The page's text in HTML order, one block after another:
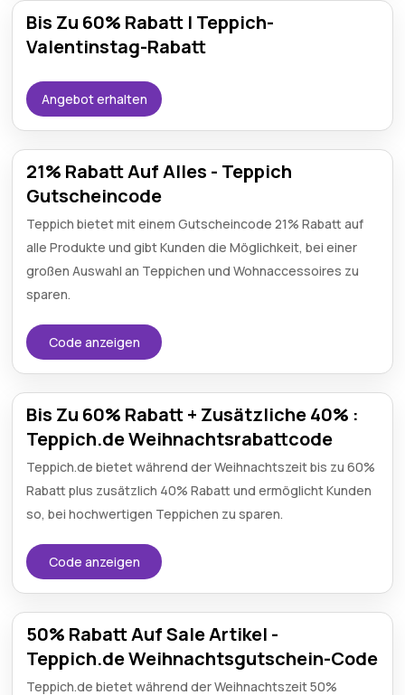
Bis Zu 60% Rabatt | Teppich-
Valentinstag-Rabatt
Angebot erhalten
21% Rabatt Auf Alles - Teppich
Gutscheincode
Teppich bietet mit einem Gutscheincode 21% Rabatt auf
alle Produkte und gibt Kunden die Möglichkeit, bei einer
großen Auswahl an Teppichen und Wohnaccessoires zu
sparen.
Code anzeigen
Bis Zu 60% Rabatt + Zusätzliche 40% :
Teppich.de Weihnachtsrabattcode
Teppich.de bietet während der Weihnachtszeit bis zu 60%
Rabatt plus zusätzlich 40% Rabatt und ermöglicht Kunden
so, bei hochwertigen Teppichen zu sparen.
Code anzeigen
50% Rabatt Auf Sale Artikel -
Teppich.de Weihnachtsgutschein-Code
Teppich.de bietet während der Weihnachtszeit 50%